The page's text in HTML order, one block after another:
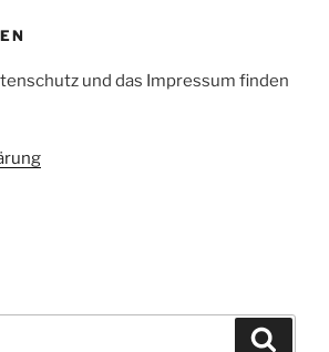
und das Impressum finden